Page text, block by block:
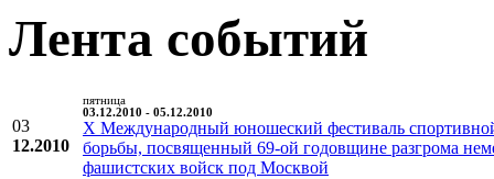
Лента событий
03
12.2010
пятница
03.12.2010 - 05.12.2010
X Международный юношеский фестиваль
борьбы, посвященный 69-ой годовщине разгрома
фашистских войск под Москвой